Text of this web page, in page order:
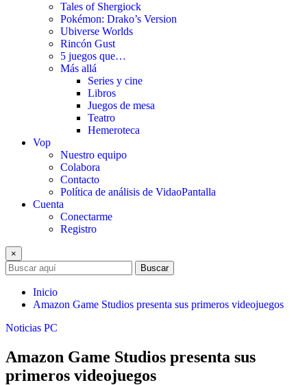
Tales of Shergiock
Pokémon: Drako’s Version
Ubiverse Worlds
Rincón Gust
5 juegos que…
Más allá
Series y cine
Libros
Juegos de mesa
Teatro
Hemeroteca
Vop
Nuestro equipo
Colabora
Contacto
Política de análisis de VidaoPantalla
Cuenta
Conectarme
Registro
×
Buscar
Inicio
Amazon Game Studios presenta sus primeros videojuegos
Noticias PC
Amazon Game Studios presenta sus
primeros videojuegos